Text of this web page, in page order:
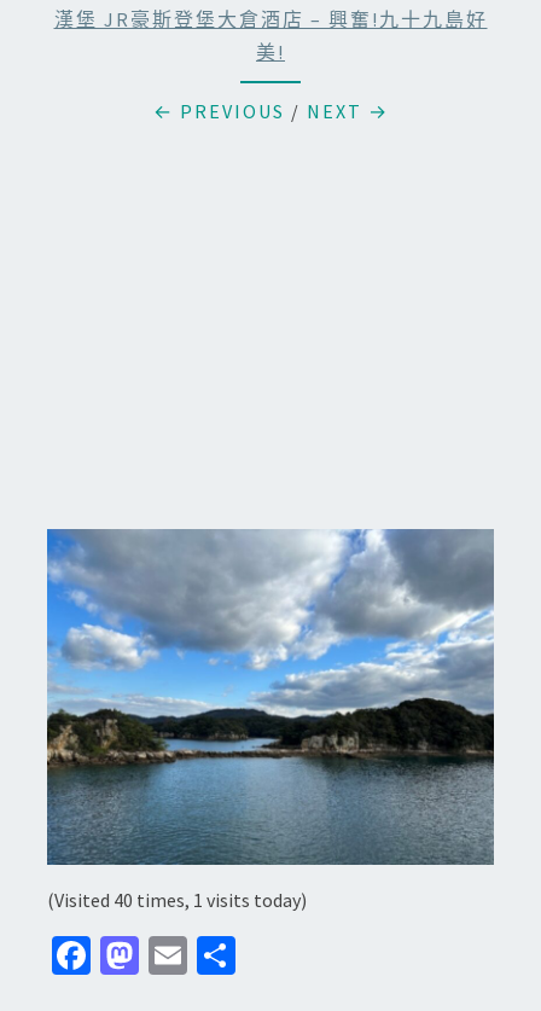
漢堡 JR豪斯登堡大倉酒店 – 興奮!九十九島好
美!
← PREVIOUS / NEXT →
(Visited 40 times, 1 visits today)
Fa M E